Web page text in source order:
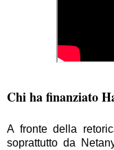
Chi ha finanziato
A fronte della
soprattutto da